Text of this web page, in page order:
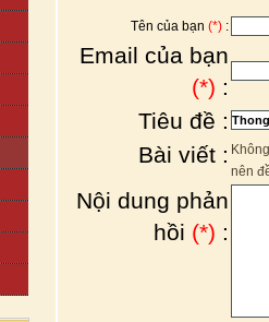
Tên của bạn (*) :
Email của bạn
(*) :
Tiêu đề :
Bài viết :
nên
Nội dung phản
hồi (*) :